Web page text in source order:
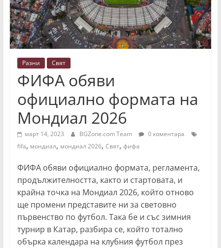
Разни Свят
ФИФА обяви
официално формата на
Мондиал 2026
март 14, 2023 BGZone.com Team
0 коментара
fifa, мондиал, мондиал 2026, Свят, фифа
ФИФА обяви официално формата, регламента,
продължителността, както и стартовата, и
крайна точка на Мондиал 2026, който отново
ще промени представите ни за световно
първенство по футбол. Така бе и със зимния
турнир в Катар, разбира се, който тотално
обърка календара на клубния футбол през